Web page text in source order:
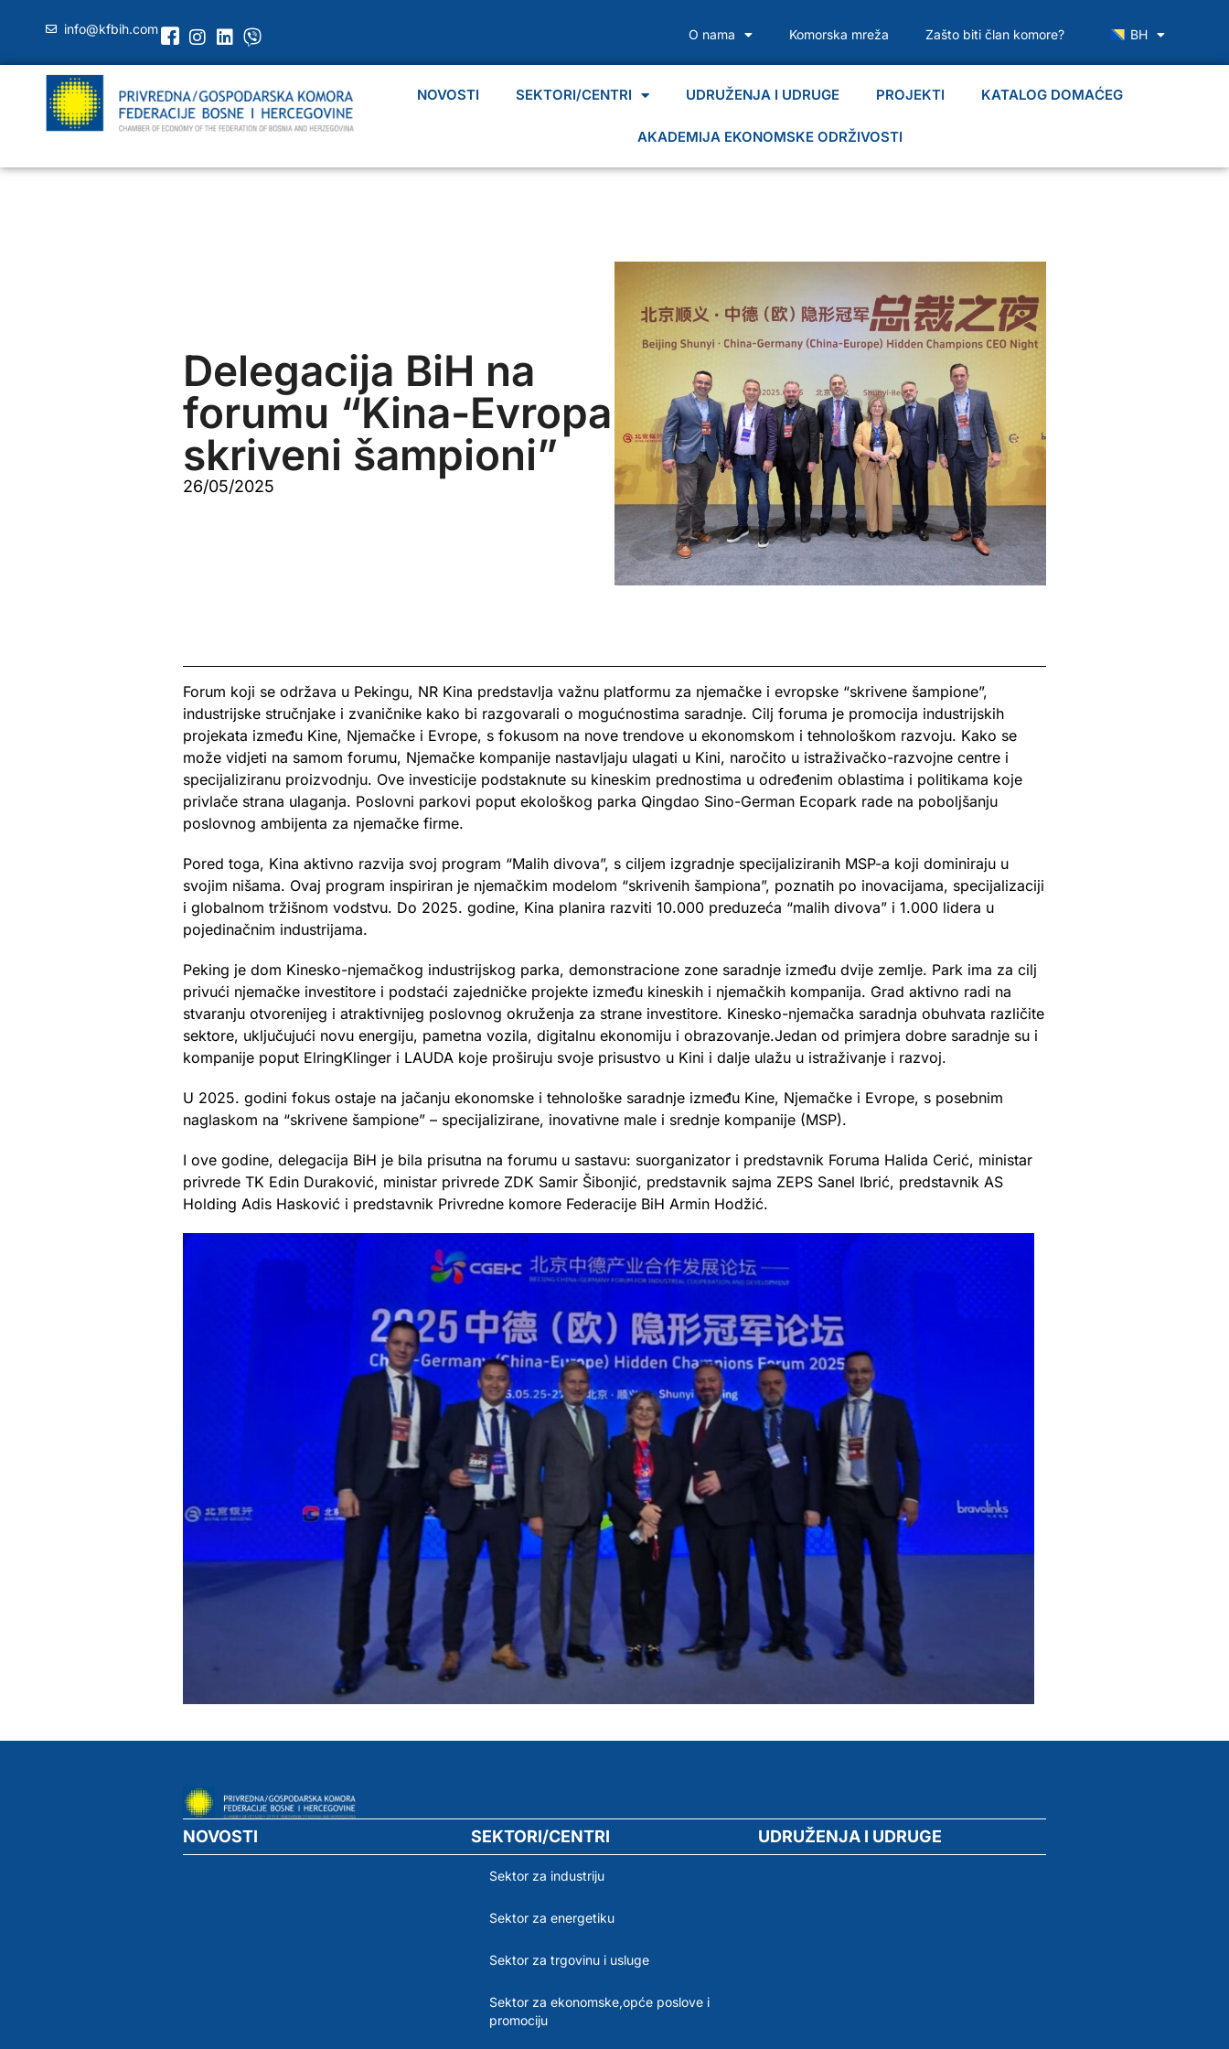
info@kfbih.com O nama Komorska mreža Zašto biti član komore? BH
NOVOSTI SEKTORI/CENTRI UDRUŽENJA I UDRUGE PROJEKTI KATALOG DOMAĆEG
AKADEMIJA EKONOMSKE ODRŽIVOSTI
Delegacija BiH na
forumu “Kina-Evropa
skriveni šampioni”
26/05/2025
Forum koji se održava u Pekingu, NR Kina predstavlja važnu platformu za njemačke i evropske “skrivene šampione”,
industrijske stručnjake i zvaničnike kako bi razgovarali o mogućnostima saradnje. Cilj foruma je promocija industrijskih
projekata između Kine, Njemačke i Evrope, s fokusom na nove trendove u ekonomskom i tehnološkom razvoju. Kako se
može vidjeti na samom forumu, Njemačke kompanije nastavljaju ulagati u Kini, naročito u istraživačko-razvojne centre i
specijaliziranu proizvodnju. Ove investicije podstaknute su kineskim prednostima u određenim oblastima i politikama koje
privlače strana ulaganja. Poslovni parkovi poput ekološkog parka Qingdao Sino-German Ecopark rade na poboljšanju
poslovnog ambijenta za njemačke firme.
Pored toga, Kina aktivno razvija svoj program “Malih divova”, s ciljem izgradnje specijaliziranih MSP-a koji dominiraju u
svojim nišama. Ovaj program inspiriran je njemačkim modelom “skrivenih šampiona”, poznatih po inovacijama, specijalizaciji
i globalnom tržišnom vodstvu. Do 2025. godine, Kina planira razviti 10.000 preduzeća “malih divova” i 1.000 lidera u
pojedinačnim industrijama.
Peking je dom Kinesko-njemačkog industrijskog parka, demonstracione zone saradnje između dvije zemlje. Park ima za cilj
privući njemačke investitore i podstaći zajedničke projekte između kineskih i njemačkih kompanija. Grad aktivno radi na
stvaranju otvorenijeg i atraktivnijeg poslovnog okruženja za strane investitore. Kinesko-njemačka saradnja obuhvata različite
sektore, uključujući novu energiju, pametna vozila, digitalnu ekonomiju i obrazovanje.Jedan od primjera dobre saradnje su i
kompanije poput ElringKlinger i LAUDA koje proširuju svoje prisustvo u Kini i dalje ulažu u istraživanje i razvoj.
U 2025. godini fokus ostaje na jačanju ekonomske i tehnološke saradnje između Kine, Njemačke i Evrope, s posebnim
naglaskom na “skrivene šampione” – specijalizirane, inovativne male i srednje kompanije (MSP).
I ove godine, delegacija BiH je bila prisutna na forumu u sastavu: suorganizator i predstavnik Foruma Halida Cerić, ministar
privrede TK Edin Duraković, ministar privrede ZDK Samir Šibonjić, predstavnik sajma ZEPS Sanel Ibrić, predstavnik AS
Holding Adis Hasković i predstavnik Privredne komore Federacije BiH Armin Hodžić.
NOVOSTI SEKTORI/CENTRI
Sektor za industriju
Sektor za energetiku
Sektor za trgovinu i usluge
Sektor za ekonomske,opće poslove i
promociju
UDRUŽENJA I UDRUGE